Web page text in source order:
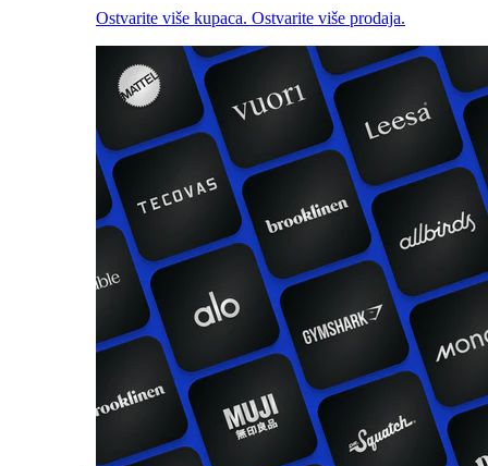
Ostvarite više kupaca. Ostvarite više prodaja.